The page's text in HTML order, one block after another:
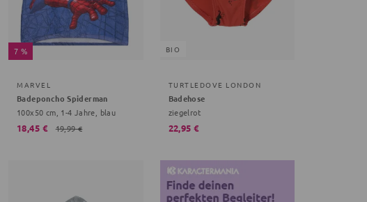
7 %
MARVEL
Badeponcho Spiderman
100x50 cm, 1-4 Jahre, blau
18,45 € 19,99 €
BIO
TURTLEDOVE LONDON
Badehose
ziegelrot
22,95 €